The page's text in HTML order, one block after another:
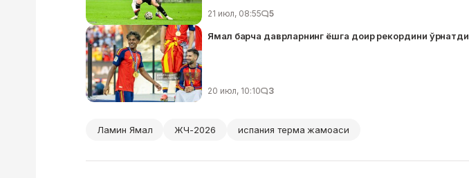
21 июл, 08:55 5
Ямал барча даврларнинг ёшга доир рекордини ўрнатди
20 июл, 10:10 3
Ламин Ямал ЖЧ-2026 испания терма жамоаси